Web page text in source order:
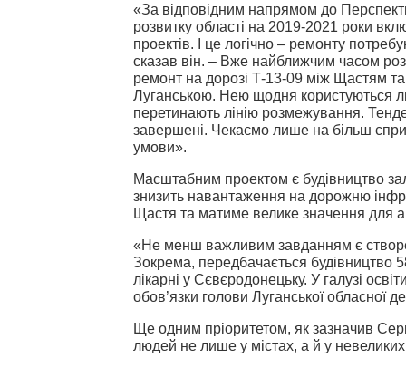
«За відповідним напрямом до
розвитку області на 2019-2021 роки
проектів. І це логічно – ремонту
сказав він. – Вже найближчим часом
ремонт на дорозі Т-13-09 між Щастям
Луганською. Нею щодня користуються
перетинають лінію розмежування.
завершені. Чекаємо лише на більш
умови».
Масштабним проектом є будівництво
знизить навантаження на дорожню
Щастя та матиме велике значення для
«Не менш важливим завданням є
Зокрема, передбачається будівництво
лікарні у Сєвєродонецьку. У галузі
обов’язки голови Луганської обласної
Ще одним пріоритетом, як зазначив
людей не лише у містах, а й у